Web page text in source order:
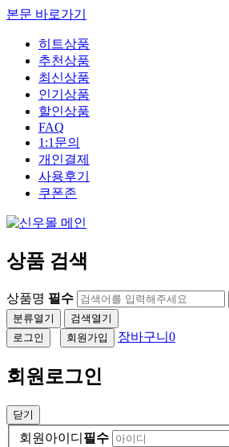
본문 바로가기
히트상품
추천상품
최신상품
인기상품
할인상품
FAQ
1:1문의
개인결제
사용후기
쿠폰존
상품 검색
상품명 필수
분류열기
검색열기
로그인
회원가입 장바구니 0
회원로그인
닫기
회원아이디 필수